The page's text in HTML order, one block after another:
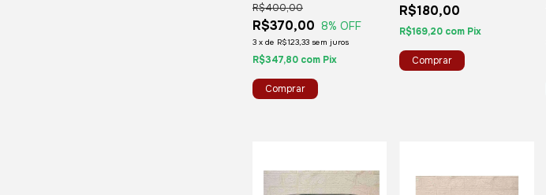
R$370,00
R$400,00
8% OFF
3 x de R$123,33 sem juros
R$347,80 com Pix
R$180,00
R$169,20 com Pix